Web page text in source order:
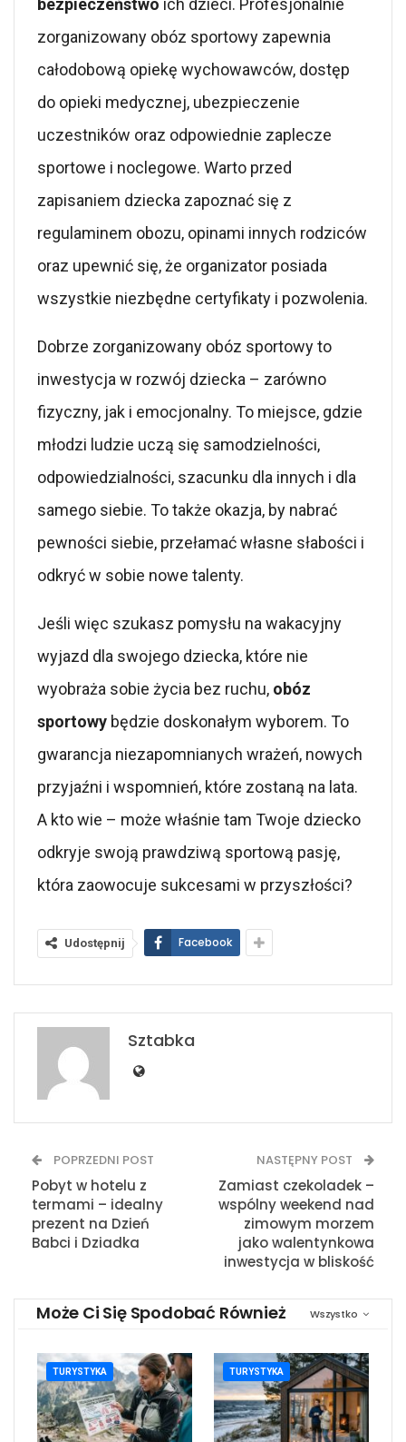
bezpieczeństwo ich dzieci. Profesjonalnie
zorganizowany obóz sportowy zapewnia
całodobową opiekę wychowawców, dostęp
do opieki medycznej, ubezpieczenie
uczestników oraz odpowiednie zaplecze
sportowe i noclegowe. Warto przed
zapisaniem dziecka zapoznać się z
regulaminem obozu, opinami innych rodziców
oraz upewnić się, że organizator posiada
wszystkie niezbędne certyfikaty i pozwolenia.
Dobrze zorganizowany obóz sportowy to
inwestycja w rozwój dziecka – zarówno
fizyczny, jak i emocjonalny. To miejsce, gdzie
młodzi ludzie uczą się samodzielności,
odpowiedzialności, szacunku dla innych i dla
samego siebie. To także okazja, by nabrać
pewności siebie, przełamać własne słabości i
odkryć w sobie nowe talenty.
Jeśli więc szukasz pomysłu na wakacyjny
wyjazd dla swojego dziecka, które nie
wyobraża sobie życia bez ruchu, obóz
sportowy będzie doskonałym wyborem. To
gwarancja niezapomnianych wrażeń, nowych
przyjaźni i wspomnień, które zostaną na lata.
A kto wie – może właśnie tam Twoje dziecko
odkryje swoją prawdziwą sportową pasję,
która zaowocuje sukcesami w przyszłości?
Udostępnij Facebook
Sztabka
POPRZEDNI POST
Pobyt w hotelu z
termami – idealny
prezent na Dzień
Babci i Dziadka
NASTĘPNY POST
Zamiast czekoladek –
wspólny weekend nad
zimowym morzem
jako walentynkowa
inwestycja w bliskość
Wszystko
Może Ci Się Spodobać Również
TURYSTYKA TURYSTYKA